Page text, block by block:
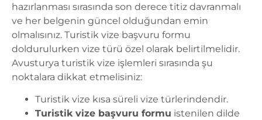
hazırlanması sırasında son derece titiz davranmalı
ve her belgenin güncel olduğundan emin
olmalısınız. Turistik vize başvuru formu
doldurulurken vize türü özel olarak belirtilmelidir.
Avusturya turistik vize işlemleri sırasında şu
noktalara dikkat etmelisiniz:
Turistik vize kısa süreli vize türlerindendir.
Turistik vize başvuru formu istenilen dilde